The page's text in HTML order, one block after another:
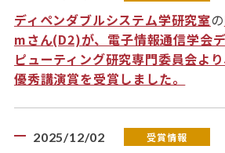
ディペンダブルシステム学研究室の
mさん(D2)が、電子情報通信学会
ピューティング研究専門委員会よ
優秀講演賞を受賞しました。
2025/12/02 受賞情報